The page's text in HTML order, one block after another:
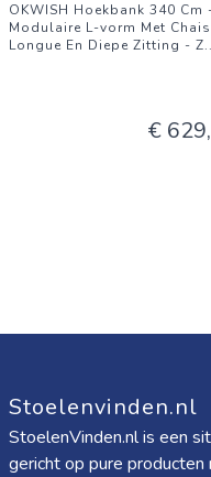
OKWISH Hoekbank 340 Cm
Modulaire L-vorm Met
Longue En Diepe Zitting - Z
€
Stoelenvinden.nl
StoelenVinden.nl is een
gericht op pure